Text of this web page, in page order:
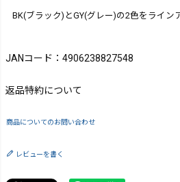
BK(ブラック)とGY(グレー)の2色をライン
JANコード：4906238827548
返品特約について
商品についてのお問い合わせ
レビューを書く